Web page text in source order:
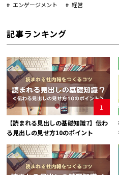
エンゲージメント
経営
記事ランキング
1
【読まれる見出しの基礎知識7】伝わ
る見出しの見せ方10のポイント